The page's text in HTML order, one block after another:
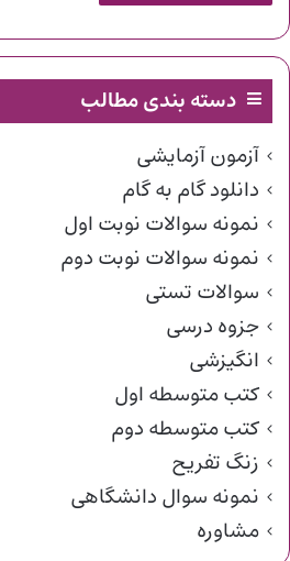
دسته بندی مطالب
آزمون آزمایشی
دانلود گام به گام
نمونه سوالات نوبت اول
نمونه سوالات نوبت دوم
سوالات تستی
جزوه درسی
انگیزشی
کتب متوسطه اول
کتب متوسطه دوم
زنگ تفریح
نمونه سوال دانشگاهی
مشاوره